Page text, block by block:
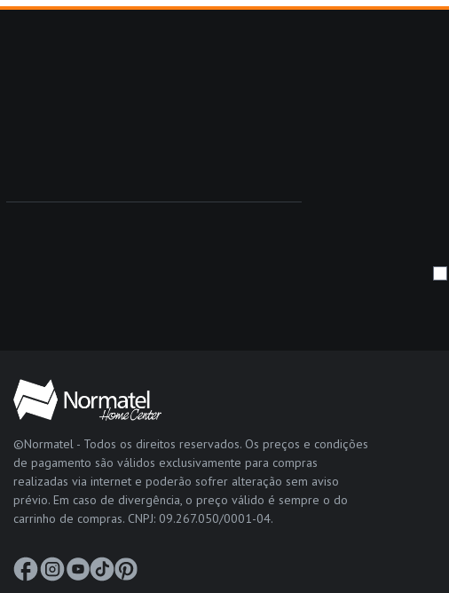
©Normatel - Todos os direitos reservados. Os preços e condições
de pagamento são válidos exclusivamente para compras
realizadas via internet e poderão sofrer alteração sem aviso
prévio. Em caso de divergência, o preço válido é sempre o do
carrinho de compras. CNPJ: 09.267.050/0001-04.